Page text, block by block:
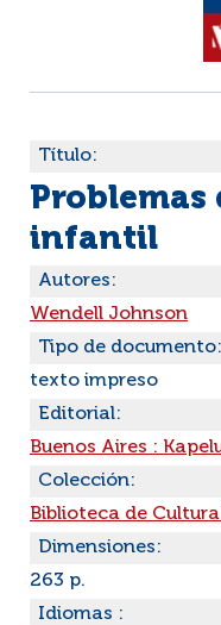
Título:
Problemas
infantil
Autores:
Wendell Johnson
Tipo de documento:
texto impreso
Editorial:
Buenos Aires :
Colección:
Biblioteca de
Dimensiones:
263 p.
Idiomas :